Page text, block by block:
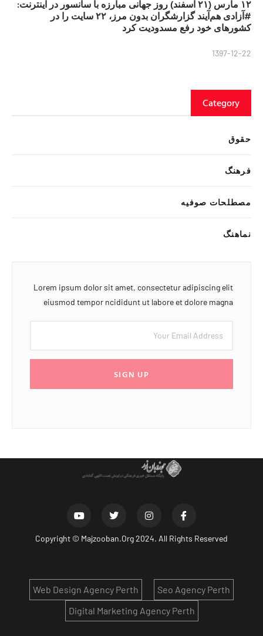
۱۲ مارس (۲۱ اسفند) روز جهانی مبارزه با سانسور در اینترنت:
#آزادی هم‌آیند گزارشگران‌ بدون مرز، ۲۲ سایت را در
کشورهای خود رفع مسدودیت کرد
1397-12-22
Category
حقوق
فرهنگ
مصطلحات صوفیه
نماهنگ
Lorem ipsum dolor sit amet, consectetur adipiscing elit
eiusmod tempor ncididunt ut labore et dolore magna
SIGN UP
Copyright © Majzooban.Org2024. All Rights Reserved
Seo Agency Perth
Web Design Agency Perth
Digital Marketing Agency Perth